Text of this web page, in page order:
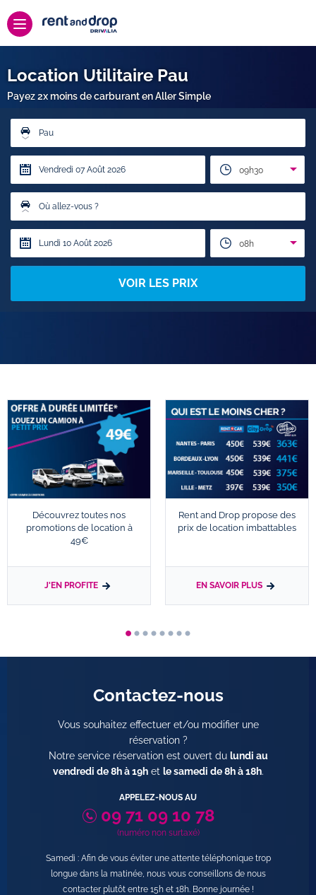
Location Utilitaire Pau
Payez 2x moins de carburant en Aller Simple
Pau
09h30
Où allez-vous ?
08h
VOIR LES PRIX
Découvrez toutes nos
promotions de location à
49€
J'EN PROFITE
Rent and Drop propose des
prix de location imbattables
EN SAVOIR PLUS
Contactez-nous
Vous souhaitez effectuer et/ou modifier une
réservation ?
Notre service réservation est ouvert du lundi au
vendredi de 8h à 19het le samedi de 8h à 18h.
APPELEZ-NOUS AU
09 71 09 10 78
(numéro non surtaxé)
Samedi : Afin de vous éviter une attente téléphonique trop
longue dans la matinée, nous vous conseillons de nous
contacter plutôt entre 15h et 18h. Bonne journée !